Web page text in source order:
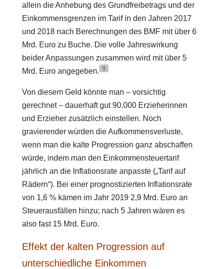
allein die Anhebung des Grundfreibetrags und der
Einkommensgrenzen im Tarif in den Jahren 2017
und 2018 nach Berechnungen des BMF mit über 6
Mrd. Euro zu Buche. Die volle Jahreswirkung
beider Anpassungen zusammen wird mit über 5
Mrd. Euro angegeben. 9
Von diesem Geld könnte man – vorsichtig
gerechnet – dauerhaft gut 90.000 Erzieherinnen
und Erzieher zusätzlich einstellen. Noch
gravierender würden die Aufkommensverluste,
wenn man die kalte Progression ganz abschaffen
würde, indem man den Einkommensteuertarif
jährlich an die Inflationsrate anpasste („Tarif auf
Rädern“). Bei einer prognostizierten Inflationsrate
von 1,6 % kämen im Jahr 2019 2,9 Mrd. Euro an
Steuerausfällen hinzu; nach 5 Jahren wären es
also fast 15 Mrd. Euro.
Effekt der kalten Progression auf
unterschiedliche Einkommen